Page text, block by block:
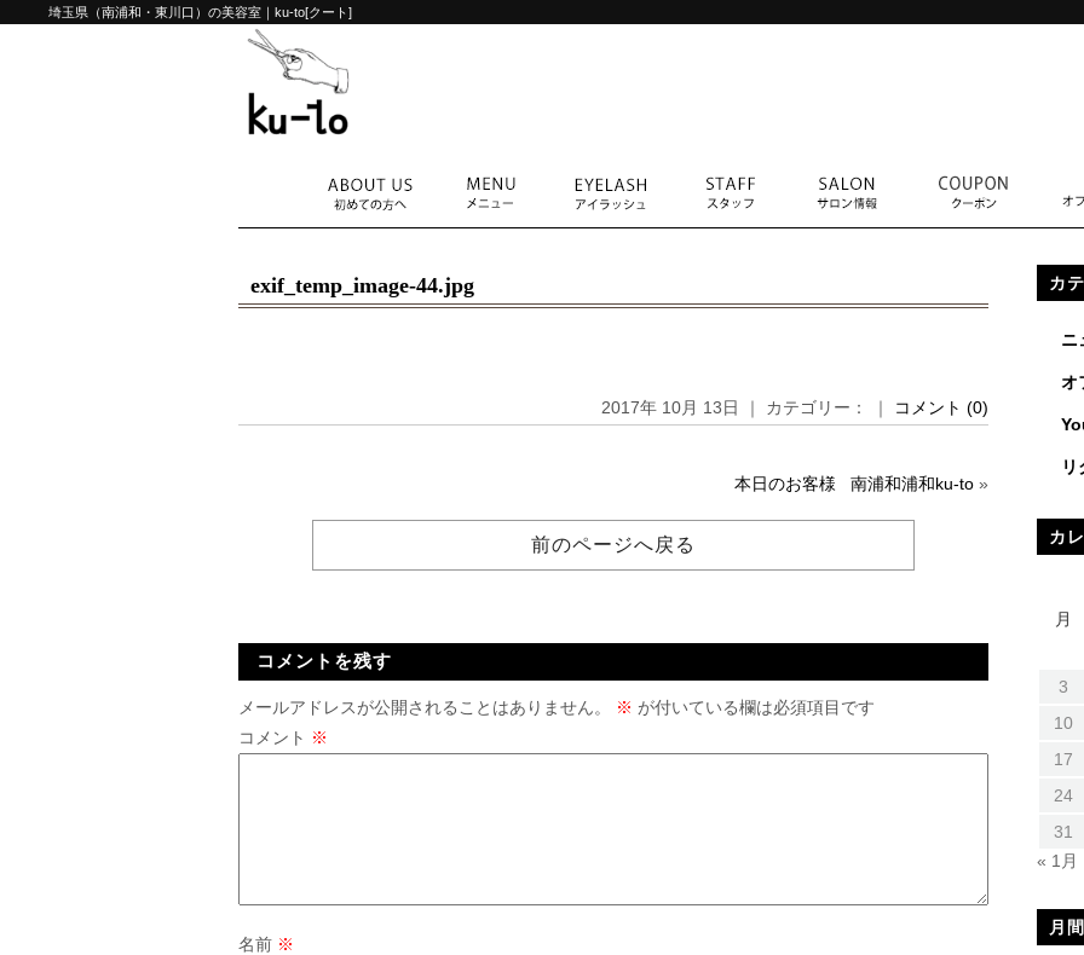
埼玉県（南浦和・東川口）の美容室｜ku-to[クート]
exif_temp_image-44.jpg
2017年 10月 13日 ｜ カテゴリー： ｜ コメント (0)
本日のお客様 南浦和浦和ku-to »
前のページへ戻る
コメントを残す
メールアドレスが公開されることはありません。 ※ が付いている欄は必須項目です
コメント ※
名前 ※
カ
ニ
オ
リ
カ
月
3
10
17
24
31
« 1月
月